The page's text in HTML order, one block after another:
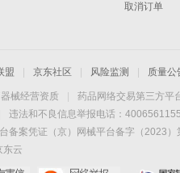
取消订单
盟 京东社区 风险监测 质量公
械经营资质 药品网络交易第三方平
违法和不良信息举报电话：4006561155
备案凭证（京）网械平台备字（2023
东云